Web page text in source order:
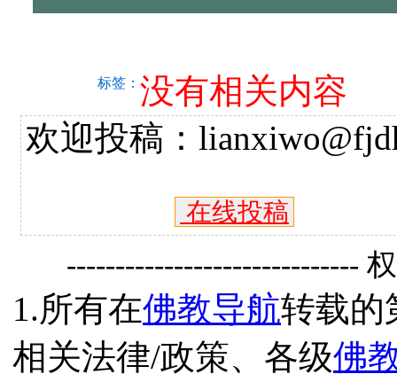
标签： 没有相关内容
欢迎投稿：
在线投稿
------------------------------
1.所有在佛教导航转载的
相关法律/政策、各级佛